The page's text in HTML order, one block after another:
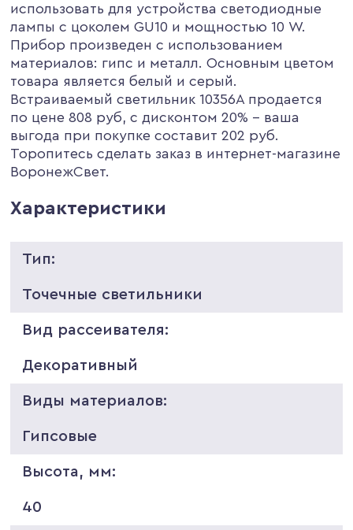
использовать для устройства светодиодные
лампы с цоколем GU10 и мощностью 10 W.
Прибор произведен с использованием
материалов: гипс и металл. Основным цветом
товара является белый и серый.
Встраиваемый светильник 10356A продается
по цене 808 руб, с дисконтом 20% - ваша
выгода при покупке составит 202 руб.
Торопитесь сделать заказ в интернет-магазине
ВоронежСвет.
Характеристики
Тип:
Точечные светильники
Вид рассеивателя:
Декоративный
Виды материалов:
Гипсовые
Высота, мм:
40